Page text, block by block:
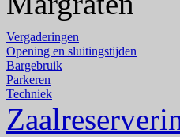
Vergaderingen
Opening en sluitingstijden
Bargebruik
Parkeren
Techniek